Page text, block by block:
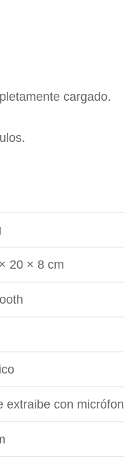
cargado.
20 × 8 cm
extraibe con